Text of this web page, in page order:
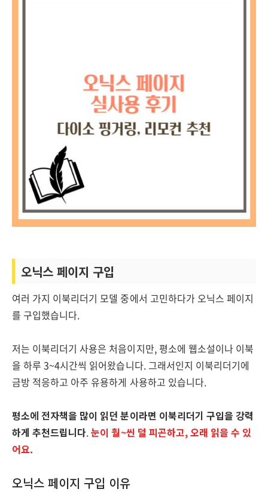
오닉스 페이지 구입
여러 가지 이북리더기 모델 중에서 고민하다가 오닉스 페이지
를 구입했습니다.
저는 이북리더기 사용은 처음이지만, 평소에 웹소설이나 이북
을 하루 3~4시간씩 읽어왔습니다. 그래서인지 이북리더기에
금방 적응하고 아주 유용하게 사용하고 있습니다.
평소에 전자책을 많이 읽던 분이라면 이북리더기 구입을 강력
하게 추천드립니다.눈이 훨~씬 덜 피곤하고, 오래 읽을 수 있
어요.
오닉스 페이지 구입 이유